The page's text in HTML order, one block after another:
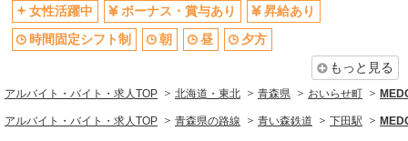
服装自由
車通勤OK
交通費支給
社会保険あり
女性活躍中
ボーナス・賞与あり
昇給あり
時間固定シフト制
朝 昼
夕方
もっと見る
アルバイト・バイト・求人TOP 北海道・東北 青森県 おいらせ町
アルバイト・バイト・求人TOP 青森県の路線 青い森鉄道 下田駅